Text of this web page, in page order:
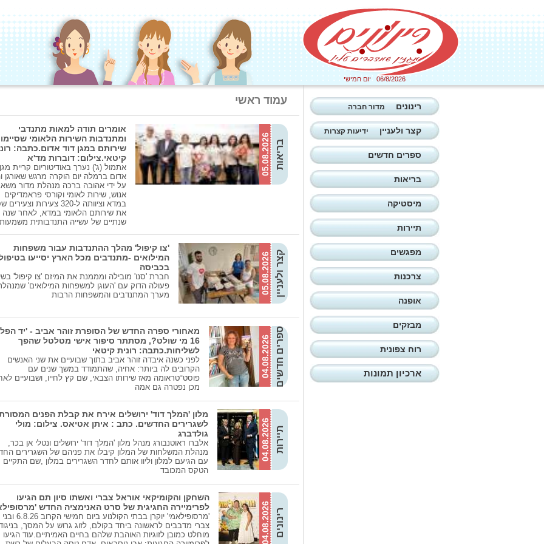
06/8/2026 יום חמישי
עמוד ראשי
05.08.2026 בריאות
אומרים תודה למאות מתנדבי
ומתנדבות השירות הלאומי
שירותם במגן דוד אדום.כתבה:
קיטאי.צילום: דוברות מד'א
אתמול (ג') נערך באודיטוריום קריית
אדום ברמלה יום הוקרה מרגש שאורגן
על ידי אהובה ברכה מנהלת מדור
אנוש, שירות לאומי וקורסי פראמדיקים
במדא וציוותה ל-320 צעירות
את שירותם הלאומי במדא, לאחר שנה
שנתיים של עשייה התנדבותית
05.08.2026קצר ולעניין
'צו קיפול' מהלך ההתנדבות עבור משפחות
המילואים -מתנדבים מכל הארץ יסייעו
בכביסה
חברת 'סנו' מובילה ומממנת את המיזם 'צו קיפול'
פעולה הדוק עם 'העוגן למשפחות המילואים'
מערך המתנדבים והמשפחות הרבות
04.08.2026ספרים חדשים
מאחורי ספרה החדש של הסופרת זוהר אביב - 'יד
16 מי שולט?, מסתתר סיפור אישי מטלטל שהפך
לשליחות.כתבה: רונית קיטאי
לפני כשנה איבדה זוהר אביב בתוך שבועיים את שני האנשים
הקרובים לה ביותר: אחיה, שהתמודד במשך שנים עם
פוסט־טראומה מאז שירותו הצבאי, שם קץ לחייו, ושבועיים
מכן נפטרה גם אמה
04.08.2026 תיירות
מלון 'המלך דוד' ירושלים אירח את קבלת הפנים
לשגרירים החדשים. כתב : איתן אטיאס. צילום: מולי
גולדברג
אלברו ראוטנבורג מנהל מלון 'המלך דוד' ירושלים ונטלי אן בכר,
מנהלת המשלחות של המלון קיבלו את פניהם של השגרירים
עם הגיעם למלון וליוו אותם לחדר השגרירים במלון ,שם התקיים
הטקס המכובד
04.08.2026 רינונים
השחקן והקומיקאי אוראל צברי ואשתו סיון תם הגיעו
לפרימיירה החגיגית של סרט האנימציה החדש
'מרסופילאמי' יוקרן בבתי
צברי מדבבים לראשונה ביחד בקולם, לזוג גרוש על המסך,
מוחלט כמובן לזוגיות האוהבת שלהם בחיים האמיתיים.עוד הגיעו
רינונים מדור חברה
קצר ולעניין ידיעות קצרות
ספרים חדשים
בריאות
מיסטיקה
תיירות
מפגשים
צרכנות
אופנה
מבזקים
רוח צפונית
ארכיון תמונות